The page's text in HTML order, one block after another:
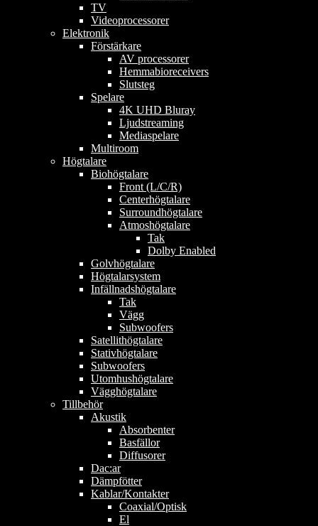
TV
Videoprocessorer
Elektronik
Förstärkare
AV processorer
Hemmabioreceivers
Slutsteg
Spelare
4K UHD Bluray
Ljudstreaming
Mediaspelare
Multiroom
Högtalare
Biohögtalare
Front (L/C/R)
Centerhögtalare
Surroundhögtalare
Atmoshögtalare
Tak
Dolby Enabled
Golvhögtalare
Högtalarsystem
Infällnadshögtalare
Tak
Vägg
Subwoofers
Satellithögtalare
Stativhögtalare
Subwoofers
Utomhushögtalare
Vägghögtalare
Tillbehör
Akustik
Absorbenter
Basfällor
Diffusorer
Dac:ar
Dämpfötter
Kablar/Kontakter
Coaxial/Optisk
El